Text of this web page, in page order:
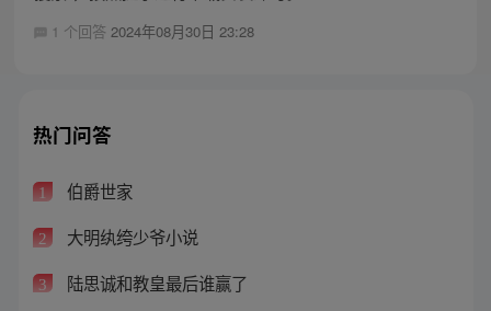
1 个回答 2024年08月30日 23:28
热门问答
1 伯爵世家
2 大明纨绔少爷小说
3 陆思诚和教皇最后谁赢了